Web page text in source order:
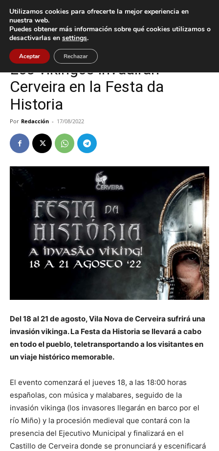
Inicio Cultura / Ocio
Cultura / Ocio Tomiño
Los vikingos invadirán
Cerveira en la Festa da
Historia
Por Redacción - 17/08/2022
Del 18 al 21 de agosto, Vila Nova de Cerveira sufrirá una
invasión vikinga. La Festa da Historia se llevará a cabo
en todo el pueblo, teletransportando a los visitantes en
un viaje histórico memorable.
El evento comenzará el jueves 18, a las 18:00 horas
españolas, con música y malabares, seguido de la
invasión vikinga (los invasores llegarán en barco por el
río Miño) y la procesión medieval que contará con la
presencia del Ejecutivo Municipal y finalizará en el
Castillo de Cerveira donde se pronunciará y escenificará
Utilizamos cookies para ofrecerte la mejor experiencia en
nuestra web.
Puedes obtener más información sobre qué cookies utilizamos o
desactivarlas en settings.
Aceptar Rechazar